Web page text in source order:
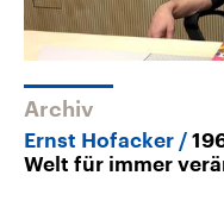
Archiv
Ernst Hofacker
Welt für immer